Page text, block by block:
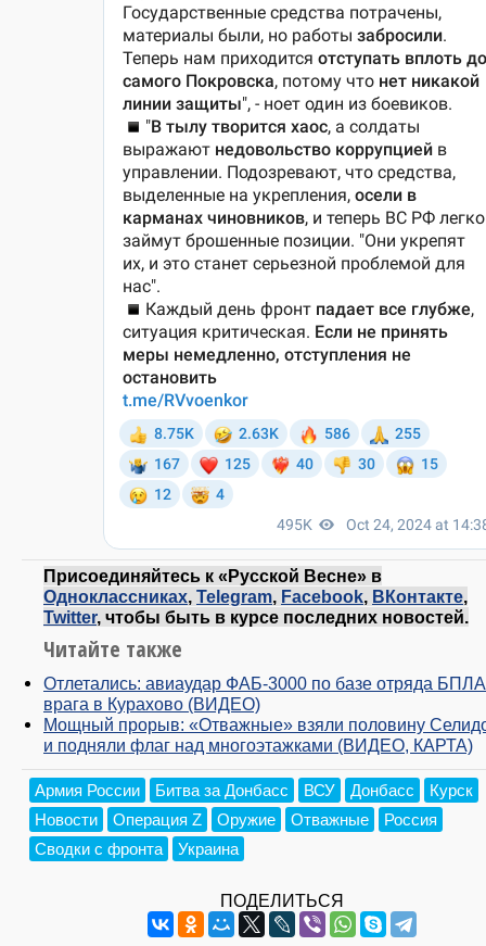
Присоединяйтесь к «Русской Весне» в
Одноклассниках, Telegram, Facebook, ВКонтакте,
Twitter, чтобы быть в курсе последних новостей.
Читайте также
Отлетались: авиаудар ФАБ-3000 по базе отряда БПЛА
врага в Курахово (ВИДЕО)
Мощный прорыв: «Отважные» взяли половину
и подняли флаг над многоэтажками (ВИДЕО, КАРТА)
Армия России Битва за Донбасс ВСУ Донбасс
Курск
Новости
Операция Z Оружие Отважные
Россия
Сводки с фронта
Украина
ПОДЕЛИТЬСЯ